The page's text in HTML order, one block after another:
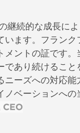
継続的な成長に
います。フラン
メントの証です
であり続けるこ
ニーズへの対応
ベーションへの